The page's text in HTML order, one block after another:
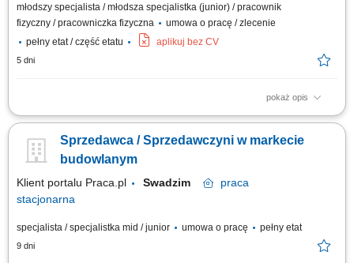
młodszy specjalista / młodsza specjalistka (junior) / pracownik
fizyczny / pracowniczka fizyczna
umowa o pracę / zlecenie
pełny etat / część etatu
aplikuj bez CV
5 dni
pokaż opis
Praca dla osób z doświadczeniem lub bez.
Sprzedawca / Sprzedawczyni w markecie
budowlanym
Klient portalu Praca.pl Swadzim
praca
stacjonarna
specjalista / specjalistka mid / junior umowa o pracę pełny etat
9 dni